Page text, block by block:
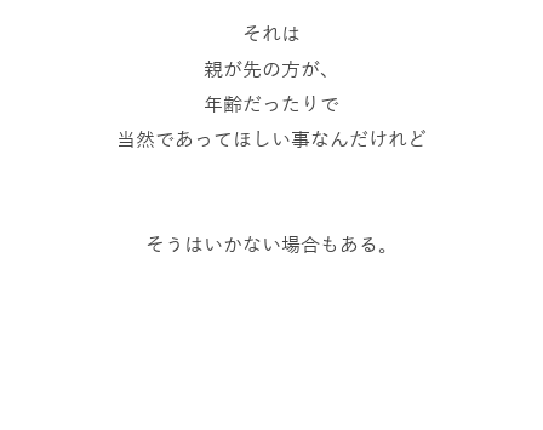
それは
親が先の方が、
年齢だったりで
当然であってほしい事なんだけれど
そうはいかない場合もある。